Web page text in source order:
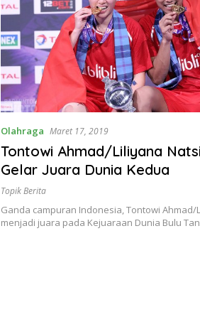
Olahraga Maret 17, 2019
Tontowi Ahmad/Liliyana
Gelar Juara Dunia Kedua
Topik Berita
Ganda campuran Indonesia, Tontowi Ahmad/
menjadi juara pada Kejuaraan Dunia Bulu